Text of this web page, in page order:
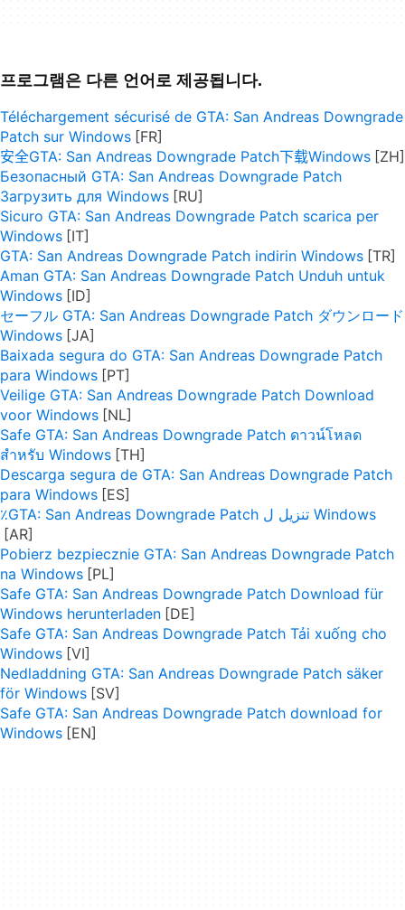
프로그램은 다른 언어로 제공됩니다.
Téléchargement sécurisé de GTA: San Andreas Downgrade
Patch sur Windows
安全GTA: San Andreas Downgrade Patch下载Windows
Безопасный GTA: San Andreas Downgrade Patch
Загрузить для Windows
Sicuro GTA: San Andreas Downgrade Patch scarica per
Windows
GTA: San Andreas Downgrade Patch indirin Windows
Aman GTA: San Andreas Downgrade Patch Unduh untuk
Windows
セーフル GTA: San Andreas Downgrade Patch ダウンロード
Windows
Baixada segura do GTA: San Andreas Downgrade Patch
para Windows
Veilige GTA: San Andreas Downgrade Patch Download
voor Windows
Safe GTA: San Andreas Downgrade Patch ดาวน์โหลด
สำหรับ Windows
Descarga segura de GTA: San Andreas Downgrade Patch
para Windows
٪GTA: San Andreas Downgrade Patch تنزيل ل Windows
Pobierz bezpiecznie GTA: San Andreas Downgrade Patch
na Windows
Safe GTA: San Andreas Downgrade Patch Download für
Windows herunterladen
Safe GTA: San Andreas Downgrade Patch Tải xuống cho
Windows
Nedladdning GTA: San Andreas Downgrade Patch säker
för Windows
Safe GTA: San Andreas Downgrade Patch download for
Windows